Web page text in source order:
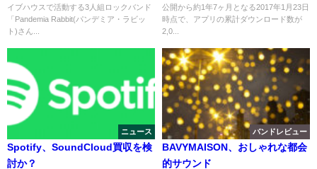
イブハウスで活動する3人組ロックバンド
「Pandemia Rabbit(パンデミア・ラビッ
ト)さん...
公開から約1年7ヶ月となる2017年1月23日
時点で、アプリの累計ダウンロード数が
2,0...
ニュース
Spotify、SoundCloud買収を検
討か？
バンドレビュー
BAVYMAISON、おしゃれな都会
的サウンド